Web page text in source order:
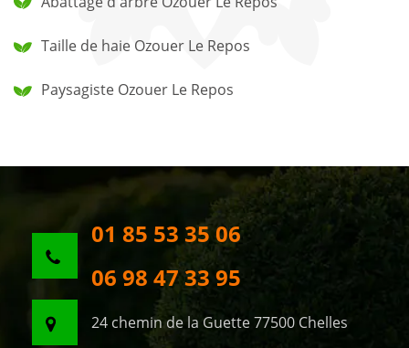
Taille de haie Ozouer Le Repos
Paysagiste Ozouer Le Repos
01 85 53 35 06
06 98 47 33 95
24 chemin de la Guette 77500 Chelles